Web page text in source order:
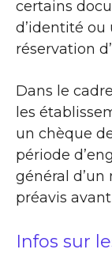
certains
d’identité ou
réservation
Dans le
les
un chèque
période
général d’un
préavis
Infos sur